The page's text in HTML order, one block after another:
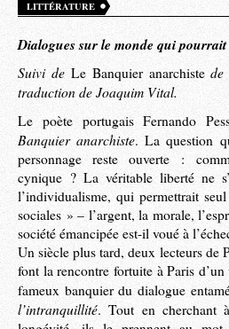
LITTÉRATURE
Dialogues sur le monde qui pourrait
Suivi de Le Banquier anarchistede
traduction de Joaquim Vital.
Le poète portugais Fernando
Banquier anarchiste. La question
personnage reste ouverte :
cynique ? La véritable liberté ne
l’individualisme, qui permettrait
sociales » – l’argent, la morale,
société émancipée est-il voué à
Un siècle plus tard, deux lecteurs de
font la rencontre fortuite à Paris
fameux banquier du dialogue
l’intranquillité. Tout en cherchant